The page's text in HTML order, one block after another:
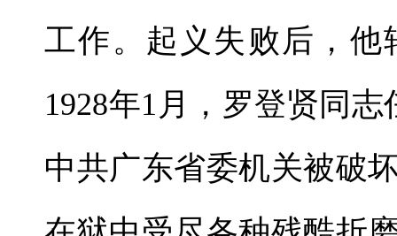
工作。起义失败后，
1928年1月，罗登贤同
中共广东省委机关被破